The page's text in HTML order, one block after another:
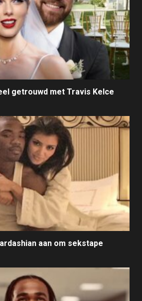
getrouwd met Travis Kelce
aan om sekstape